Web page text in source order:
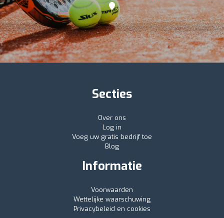
Secties
Over ons
Log in
Voeg uw gratis bedrijf toe
Blog
Informatie
Voorwaarden
Wettelijke waarschuwing
Privacybeleid en cookies